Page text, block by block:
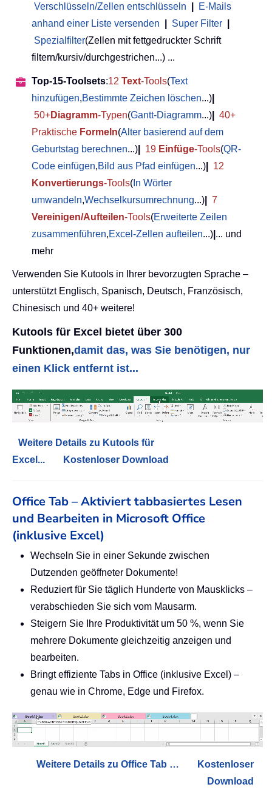
Verschlüsseln/Zellen entschlüsseln
E-Mails
anhand einer Liste versenden
Super Filter
Spezialfilter(Zellen mit fettgedruckter Schrift
filtern/kursiv/durchgestrichen...) ...
Top-15-Toolsets:12 Text-Tools(Text
hinzufügen,Bestimmte Zeichen löschen...)
50+Diagramm-Typen(Gantt-Diagramm...)
40+
Praktische Formeln(Alter basierend auf dem
Geburtstag berechnen...) 19 Einfüge-Tools(QR-
Code einfügen,Bild aus Pfad einfügen...)
12
Konvertierungs-Tools( In Wörter
umwandeln,Wechselkursumrechnung...)
7
Vereinigen/Aufteilen-Tools(Erweiterte Zeilen
zusammenführen,Excel-Zellen aufteilen...) ... und
mehr
Verwenden Sie Kutools in Ihrer bevorzugten Sprache –
unterstützt Englisch, Spanisch, Deutsch, Französisch,
Chinesisch und 40+ weitere!
Kutools für Excel bietet über 300
Funktionen,damit das, was Sie benötigen, nur
einen Klick entfernt ist...
Weitere Details zu Kutools für
Excel...
Kostenloser Download
Office Tab – Aktiviert tabbasiertes Lesen
und Bearbeiten in Microsoft Office
(inklusive Excel)
Wechseln Sie in einer Sekunde zwischen
Dutzenden geöffneter Dokumente!
Reduziert für Sie täglich Hunderte von Mausklicks –
verabschieden Sie sich vom Mausarm.
Steigern Sie Ihre Produktivität um 50 %, wenn Sie
mehrere Dokumente gleichzeitig anzeigen und
bearbeiten.
Bringt effiziente Tabs in Office (inklusive Excel) –
genau wie in Chrome, Edge und Firefox.
Weitere Details zu Office Tab …
Kostenloser
Download